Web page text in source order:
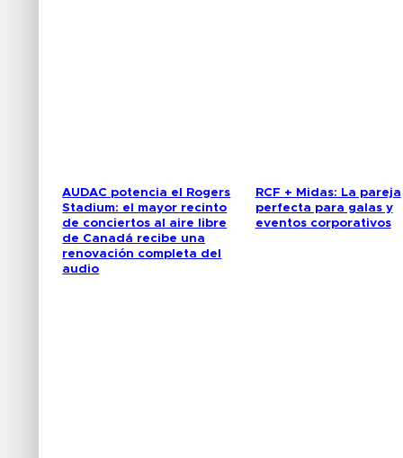
AUDAC potencia el Rogers
Stadium: el mayor recinto
de conciertos al aire libre
de Canadá recibe una
renovación completa del
audio
RCF + Midas: La pareja
perfecta para galas y
eventos corporativos